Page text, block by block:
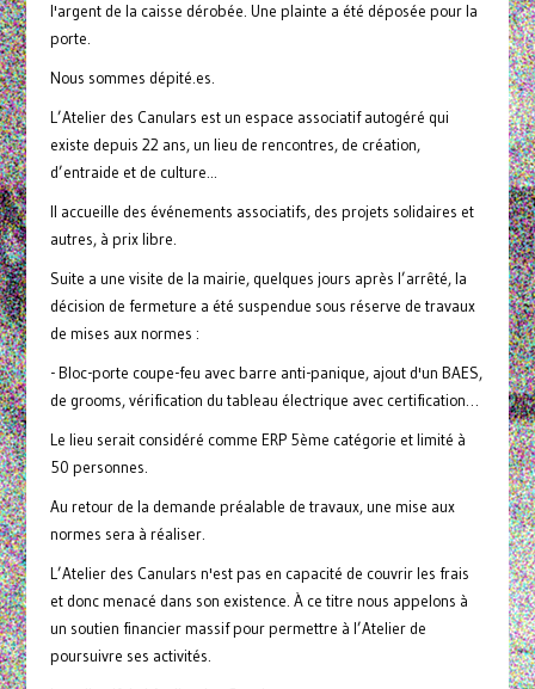
l'argent de la caisse dérobée. Une plainte a été déposée pour la
porte.
Nous sommes dépité.es.
L’Atelier des Canulars est un espace associatif autogéré qui
existe depuis 22 ans, un lieu de rencontres, de création,
d’entraide et de culture...
Il accueille des événements associatifs, des projets solidaires et
autres, à prix libre.
Suite a une visite de la mairie, quelques jours après l’arrêté, la
décision de fermeture a été suspendue sous réserve de travaux
de mises aux normes :
- Bloc-porte coupe-feu avec barre anti-panique, ajout d'un BAES,
de grooms, vérification du tableau électrique avec certification…
Le lieu serait considéré comme ERP 5ème catégorie et limité à
50 personnes.
Au retour de la demande préalable de travaux, une mise aux
normes sera à réaliser.
L’Atelier des Canulars n'est pas en capacité de couvrir les frais
et donc menacé dans son existence. À ce titre nous appelons à
un soutien financier massif pour permettre à l’Atelier de
poursuivre ses activités.